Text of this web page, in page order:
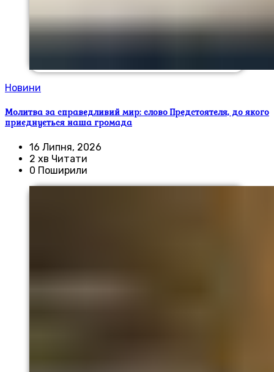
Новини
Молитва за справедливий мир: слово Предстоятеля, до якого
приєднується наша громада
16 Липня, 2026
2 хв Читати
0 Поширили